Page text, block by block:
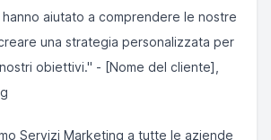
aiutato a comprendere le nostre
una strategia personalizzata per
obiettivi." - [Nome del cliente],
Servizi Marketing a tutte le aziende